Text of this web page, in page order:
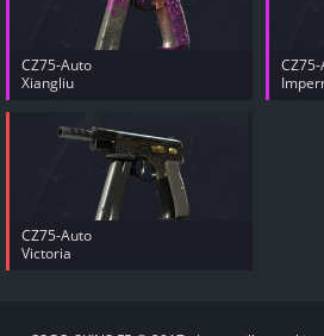
CZ75-Auto
Xiangliu
CZ75-Auto
Victoria